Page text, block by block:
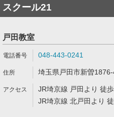
スクール21
戸田教室
048-443-0241
埼玉県戸田市新曽
JR埼京線 戸田より 徒
JR埼京線 北戸田より